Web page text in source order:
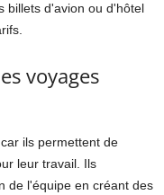
billets d'avion ou d'hôtel
voyages
ils permettent de
leur travail. Ils
de l'équipe en créant des